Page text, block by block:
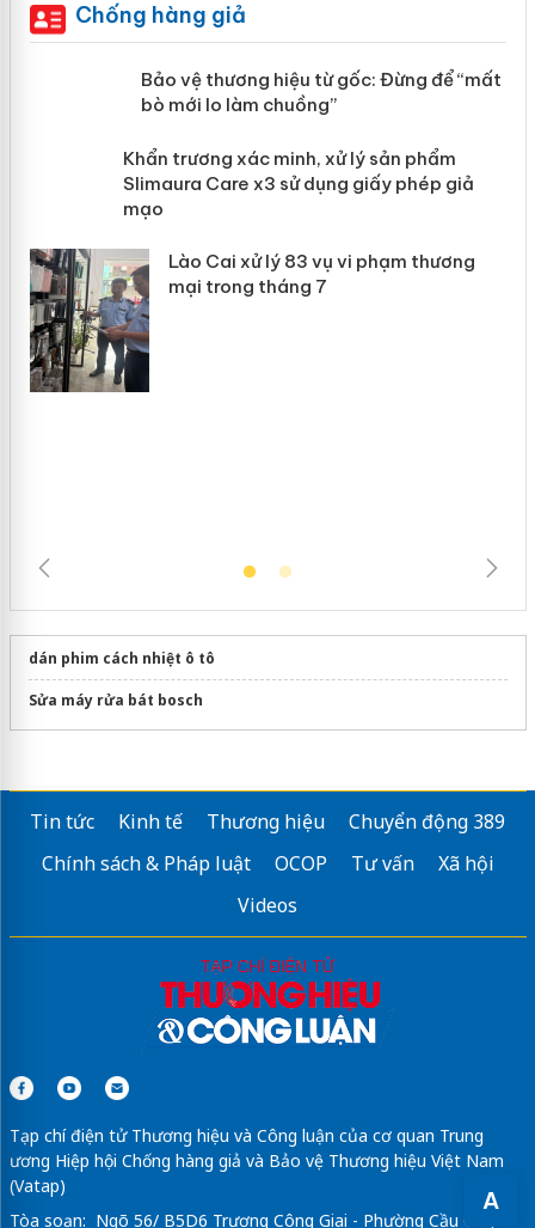
A
Chống hàng giả
Bảo vệ thương hiệu từ gốc: Đừng để
“mất bò mới lo làm chuồng”
Slimaura Care x3 sử dụng giấy phép
giả mạo
dán phim cách nhiệt ô tô
Sửa máy rửa bát bosch
Tin tức Kinh tế Thương hiệu
Chuyển động 389
Chính sách & Pháp luật
OCOP Tư vấn
Xã hội
Videos
Tạp chí điện tử Thương hiệu và Công luận của cơ quan Trung
ương Hiệp hội Chống hàng giả và Bảo vệ Thương hiệu Việt Nam
(Vatap)
Tòa soạn: Ngõ 56/ B5D6 Trương Công Giai - Phường Cầu Giấy -